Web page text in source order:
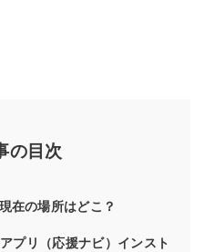
の目次
在の場所はどこ？
プリ（応援ナビ）インスト